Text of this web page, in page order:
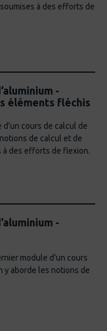
à des efforts de
-
éléments fléchis
cours de calcul de
de calcul et de
à des efforts de flexion.
-
module d’un cours
y aborde les notions de